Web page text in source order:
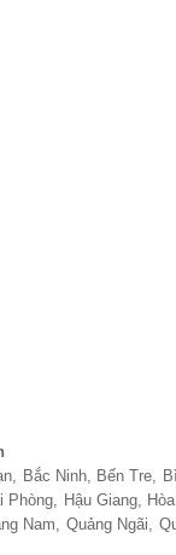
Bắc Ninh, Bến
Hậu Giang,
Nam, Quảng Ngãi,